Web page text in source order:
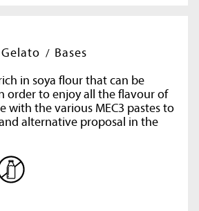
Gelato
Bases
in soya flour that can be
order to enjoy all the flavour of
with the various MEC3 pastes to
alternative proposal in the